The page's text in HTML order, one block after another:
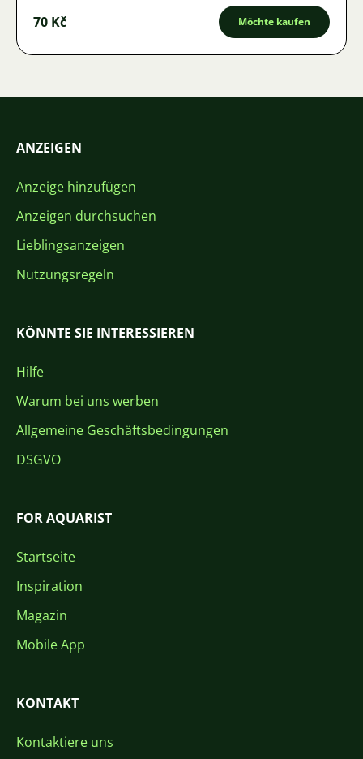
70 Kč Möchte kaufen
ANZEIGEN
Anzeige hinzufügen
Anzeigen durchsuchen
Lieblingsanzeigen
Nutzungsregeln
KÖNNTE SIE INTERESSIEREN
Hilfe
Warum bei uns werben
Allgemeine Geschäftsbedingungen
DSGVO
FOR AQUARIST
Startseite
Inspiration
Magazin
Mobile App
KONTAKT
Kontaktiere uns